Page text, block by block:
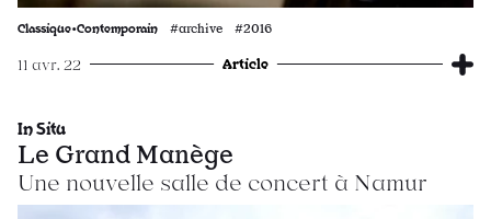
Classique•Contemporain #archive #2016
11 avr. 22 Article
In Situ
Le Grand Manège
Une nouvelle salle de concert à Namur